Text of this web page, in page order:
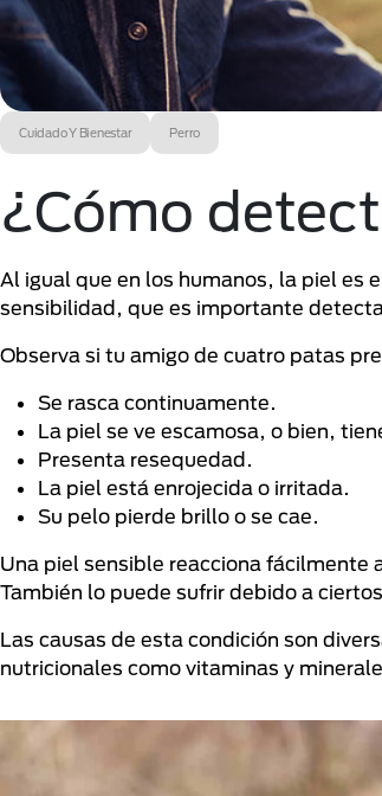
Cuidado Y Bienestar Perro
¿Cómo
Al igual que en los humanos, la piel es
sensibilidad, que es importante
Observa si tu amigo de cuatro patas
Se rasca continuamente.
La piel se ve escamosa, o bien,
Presenta resequedad.
La piel está enrojecida o irritada.
Su pelo pierde brillo o se cae.
Una piel sensible reacciona fácilmente
También lo puede sufrir debido a
Las causas de esta condición son
nutricionales como vitaminas y